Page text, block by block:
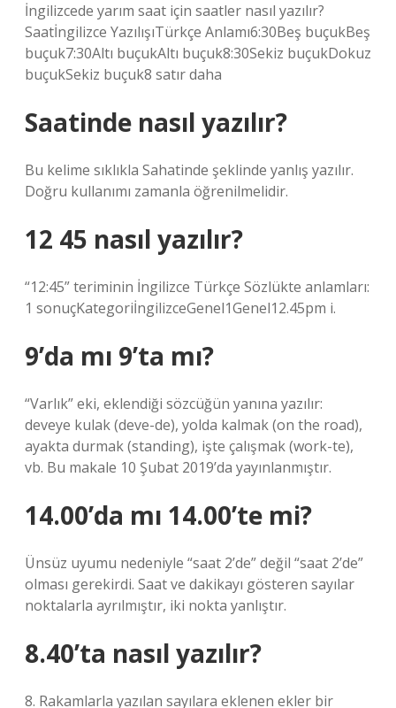
İngilizcede yarım saat için saatler nasıl yazılır?
Saatİngilizce YazılışıTürkçe Anlamı6:30Beş buçukBeş
buçuk7:30Altı buçukAltı buçuk8:30Sekiz buçukDokuz
buçukSekiz buçuk8 satır daha
Saatinde nasıl yazılır?
Bu kelime sıklıkla Sahatinde şeklinde yanlış yazılır.
Doğru kullanımı zamanla öğrenilmelidir.
12 45 nasıl yazılır?
“12:45” teriminin İngilizce Türkçe Sözlükte anlamları:
1 sonuçKategoriİngilizceGenel1Genel12.45pm i.
9’da mı 9’ta mı?
“Varlık” eki, eklendiği sözcüğün yanına yazılır:
deveye kulak (deve-de), yolda kalmak (on the road),
ayakta durmak (standing), işte çalışmak (work-te),
vb. Bu makale 10 Şubat 2019’da yayınlanmıştır.
14.00’da mı 14.00’te mi?
Ünsüz uyumu nedeniyle “saat 2’de” değil “saat 2’de”
olması gerekirdi. Saat ve dakikayı gösteren sayılar
noktalarla ayrılmıştır, iki nokta yanlıştır.
8.40’ta nasıl yazılır?
8. Rakamlarla yazılan sayılara eklenen ekler bir